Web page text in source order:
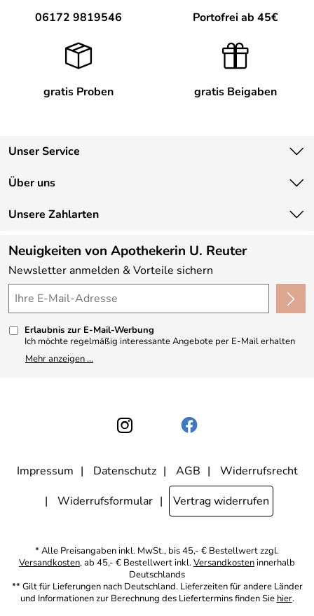
06172 9819546 Portofrei ab 45€
gratis Proben gratis Beigaben
Unser Service
Kontakt
Lieferbedingungen
Kundenlogin
Über uns
Unsere Bestseller
Neu
Angebote
Made in Germany
4,9/5*****
Unsere Zahlarten
Neuigkeiten von Apothekerin U. Reuter
Newsletter anmelden & Vorteile sichern
Erlaubnis zur E-Mail-Werbung
Ich möchte regelmäßig interessante Angebote per E-Mail erhalten
und ausserdem nach Erhalt meiner Bestellung an die Möglichkeit zur
Abgabe einer Produktbewertung erinnert werden. Meine
werden. Dabei ist nicht erkennbar, welche konkrete Person geklickt
hat. Diese Einwilligung zur Nutzung meiner E-Mail- Adresse für
Werbezwecke kann ich jederzeit mit Wirkung für die Zukunft
Mitgliederbereich deaktiviere. Die Datenschutzerklärunghabe ich
zur Kenntnis genommen.
Mehr anzeigen ...
Impressum Datenschutz AGB
Widerrufsrecht
Widerrufsformular
Vertrag widerrufen
* Alle Preisangaben inkl. MwSt., bis 45,- € Bestellwert zzgl.
Versandkosten, ab 45,- € Bestellwert inkl.Versandkosten innerhalb
Deutschlands
** Gilt für Lieferungen nach Deutschland. Lieferzeiten für andere Länder
und Informationen zur Berechnung des Liefertermins finden Sie hier.